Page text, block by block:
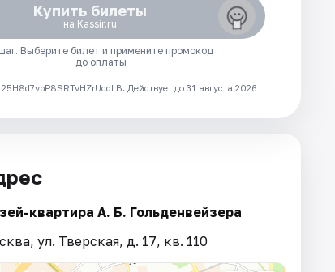
Купить билеты
на Kassir.ru
Выберите билет и примените промокод
до оплаты
Действует до 31 августа 2026
квартира А. Б. Гольденвейзера
ул. Тверская, д. 17, кв. 110